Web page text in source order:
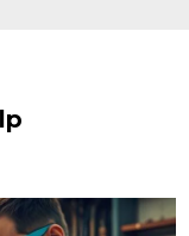
GLP